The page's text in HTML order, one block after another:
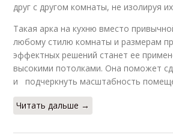
друг с другом комнаты, не изолируя
Такая арка на кухню вместо
любому стилю комнаты и размерам
эффектных решений станет ее
высокими потолками. Она поможет
и подчеркнуть масштабность
Читать дальше →